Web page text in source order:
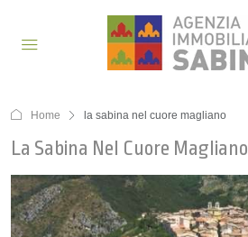
Home la sabina nel cuore magliano
La Sabina Nel Cuore Magliano